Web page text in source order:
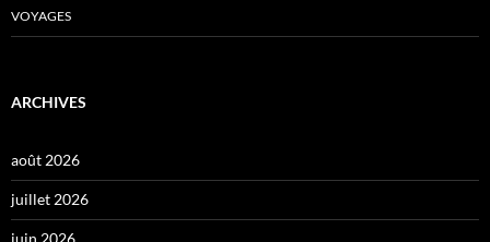
VOYAGES
ARCHIVES
août 2026
juillet 2026
juin 2026